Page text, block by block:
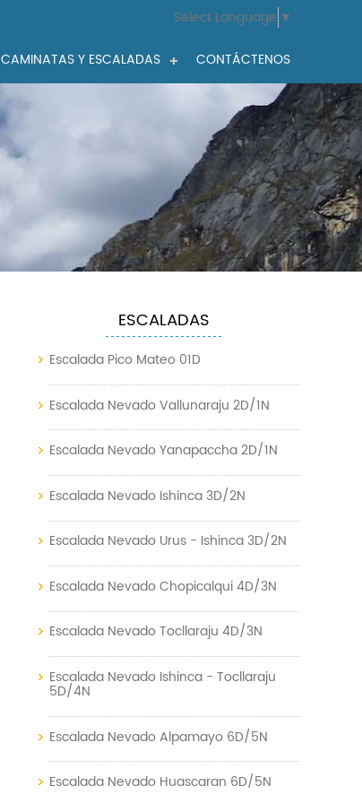
Select Language ▼
CAMINATAS Y ESCALADAS CONTÁCTENOS
ESCALADAS
Escalada Pico Mateo 01D
Escalada Nevado Vallunaraju 2D/1N
Escalada Nevado Yanapaccha 2D/1N
Escalada Nevado Ishinca 3D/2N
Escalada Nevado Urus - Ishinca 3D/2N
Escalada Nevado Chopicalqui 4D/3N
Escalada Nevado Tocllaraju 4D/3N
Escalada Nevado Ishinca - Tocllaraju
5D/4N
Escalada Nevado Alpamayo 6D/5N
Escalada Nevado Huascaran 6D/5N